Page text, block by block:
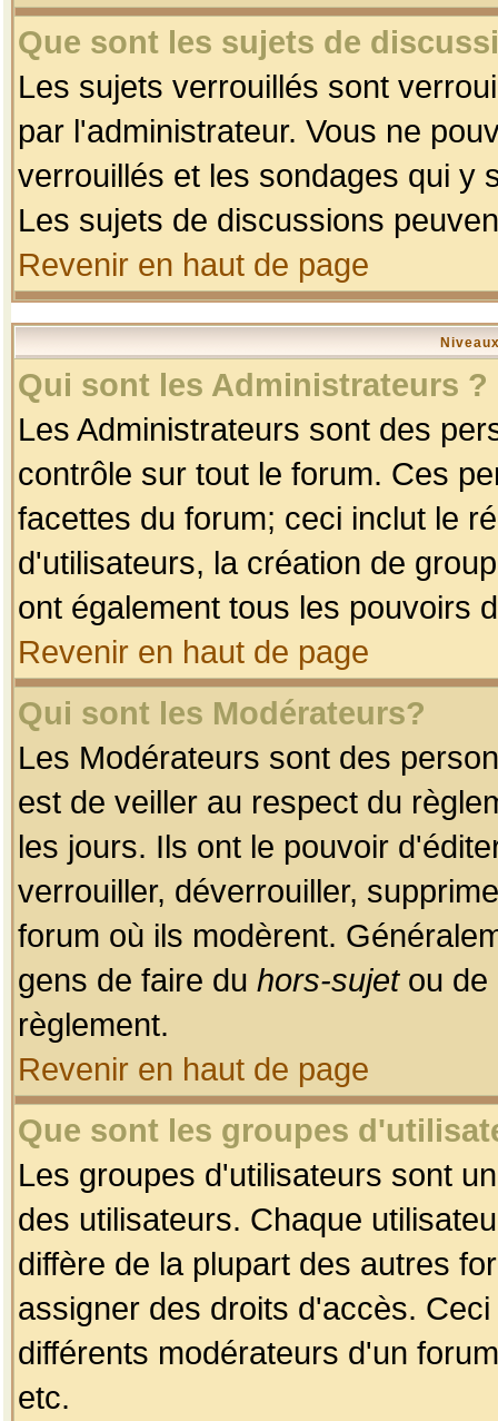
Que sont les sujets de
Les sujets verrouillés sont
par l'administrateur. Vous ne
verrouillés et les sondages qui y
Les sujets de discussions
Revenir en haut de page
Qui sont les Administrateurs ?
Les Administrateurs sont des
contrôle sur tout le forum. Ces
facettes du forum; ceci inclut le
d'utilisateurs, la création de
ont également tous les pouvoirs
Revenir en haut de page
Qui sont les Modérateurs?
Les Modérateurs sont des
est de veiller au respect du
les jours. Ils ont le pouvoir
verrouiller, déverrouiller,
forum où ils modèrent.
gens de faire du hors-sujetou de
règlement.
Revenir en haut de page
Que sont les groupes
Les groupes d'utilisateurs sont
des utilisateurs. Chaque
diffère de la plupart des autres
assigner des droits d'accès.
différents modérateurs d'un
etc.